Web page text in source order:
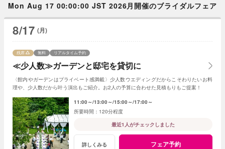
Mon Aug 17 00:00:00 JST 2026月開催のブライダルフェア
8/17 (月)
≪少人数≫ガーデンと邸宅を貸切に
残席 無料 リアルタイム予約
〈館内やガーデンはプライベート感満載〉少人数ウエディングだからこそわりたいお料
理や、少人数だから叶う演出もご紹介。お2人の予算に合わせた見積もりもご提案！
11:00～ 13:00～ 15:00～ 17:00～
120分程度
最近1人がチェックしました
詳しくみる フェア予約